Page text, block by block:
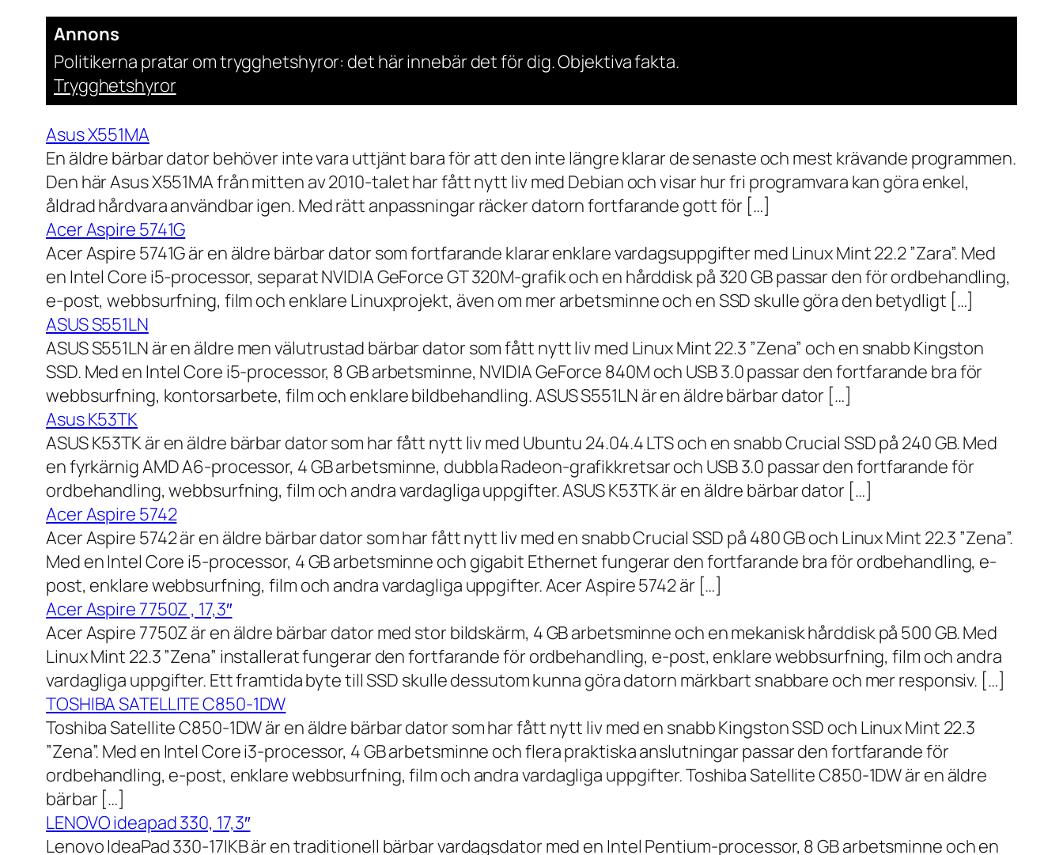
Annons
Politikerna pratar om trygghetshyror: det här innebär det för dig. Objektiva fakta.
Trygghetshyror
Asus X551MA
En äldre bärbar dator behöver inte vara uttjänt bara för att den inte längre klarar de senaste och mest krävande programmen.
Den här Asus X551MA från mitten av 2010-talet har fått nytt liv med Debian och visar hur fri programvara kan göra enkel,
åldrad hårdvara användbar igen. Med rätt anpassningar räcker datorn fortfarande gott för […]
Acer Aspire 5741G
Acer Aspire 5741G är en äldre bärbar dator som fortfarande klarar enklare vardagsuppgifter med Linux Mint 22.2 ”Zara”. Med
en Intel Core i5-processor, separat NVIDIA GeForce GT 320M-grafik och en hårddisk på 320 GB passar den för ordbehandling,
e-post, webbsurfning, film och enklare Linuxprojekt, även om mer arbetsminne och en SSD skulle göra den betydligt […]
ASUS S551LN
ASUS S551LN är en äldre men välutrustad bärbar dator som fått nytt liv med Linux Mint 22.3 ”Zena” och en snabb Kingston
SSD. Med en Intel Core i5-processor, 8 GB arbetsminne, NVIDIA GeForce 840M och USB 3.0 passar den fortfarande bra för
webbsurfning, kontorsarbete, film och enklare bildbehandling. ASUS S551LN är en äldre bärbar dator […]
Asus K53TK
ASUS K53TK är en äldre bärbar dator som har fått nytt liv med Ubuntu 24.04.4 LTS och en snabb Crucial SSD på 240 GB. Med
en fyrkärnig AMD A6-processor, 4 GB arbetsminne, dubbla Radeon-grafikkretsar och USB 3.0 passar den fortfarande för
ordbehandling, webbsurfning, film och andra vardagliga uppgifter. ASUS K53TK är en äldre bärbar dator […]
Acer Aspire 5742
Acer Aspire 5742 är en äldre bärbar dator som har fått nytt liv med en snabb Crucial SSD på 480 GB och Linux Mint 22.3 ”Zena”.
Med en Intel Core i5-processor, 4 GB arbetsminne och gigabit Ethernet fungerar den fortfarande bra för ordbehandling, e-
post, enklare webbsurfning, film och andra vardagliga uppgifter. Acer Aspire 5742 är […]
Acer Aspire 7750Z , 17,3″
Acer Aspire 7750Z är en äldre bärbar dator med stor bildskärm, 4 GB arbetsminne och en mekanisk hårddisk på 500 GB. Med
Linux Mint 22.3 ”Zena” installerat fungerar den fortfarande för ordbehandling, e-post, enklare webbsurfning, film och andra
vardagliga uppgifter. Ett framtida byte till SSD skulle dessutom kunna göra datorn märkbart snabbare och mer responsiv. […]
TOSHIBA SATELLITE C850-1DW
Toshiba Satellite C850-1DW är en äldre bärbar dator som har fått nytt liv med en snabb Kingston SSD och Linux Mint 22.3
”Zena”. Med en Intel Core i3-processor, 4 GB arbetsminne och flera praktiska anslutningar passar den fortfarande för
ordbehandling, e-post, enklare webbsurfning, film och andra vardagliga uppgifter. Toshiba Satellite C850-1DW är en äldre
bärbar […]
LENOVO ideapad 330, 17,3″
Lenovo IdeaPad 330-17IKB är en traditionell bärbar vardagsdator med en Intel Pentium-processor, 8 GB arbetsminne och en